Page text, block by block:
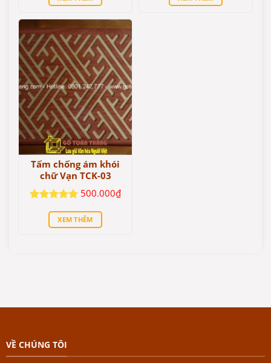
Tấm chống ám khói
chữ Vạn TCK-03
55
500.000₫
XEM THÊM
VỀ CHÚNG TÔI